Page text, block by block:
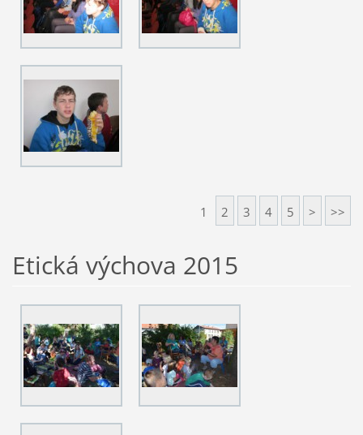
1 2 3 4 5 > >>
Etická výchova 2015